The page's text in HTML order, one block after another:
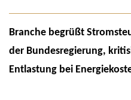
Branche begrüßt
der Bundesregierung,
Entlastung bei